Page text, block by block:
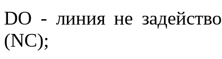
DО - линия не
(NC);